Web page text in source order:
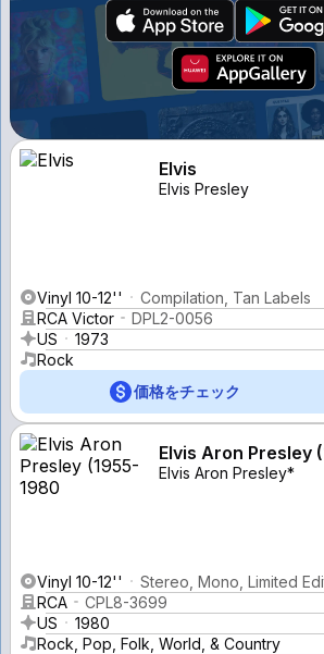
Elvis
Elvis Presley
Vinyl 10-12''
Compilation, Tan Labels
RCA Victor
DPL2-0056
US
1973
Rock
価格をチェック
Elvis Aron Presley
Elvis Aron Presley*
Vinyl 10-12''
Stereo, Mono, Limited
RCA
CPL8-3699
US
1980
Rock, Pop, Folk, World, & Country